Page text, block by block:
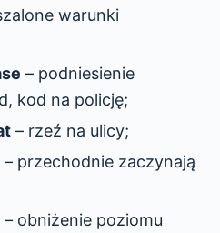
warunki
– podniesienie
kod na policję;
– rzeź na ulicy;
– przechodnie zaczynają
– obniżenie poziomu